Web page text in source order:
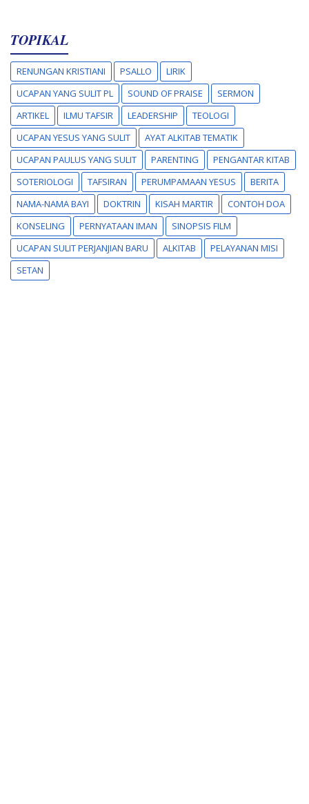
TOPIKAL
RENUNGAN KRISTIANI PSALLO
LIRIK
UCAPAN YANG SULIT PL
SOUND OF PRAISE
SERMON
ARTIKEL
ILMU TAFSIR LEADERSHIP
TEOLOGI
UCAPAN YESUS YANG SULIT
AYAT ALKITAB TEMATIK
UCAPAN PAULUS YANG SULIT
PARENTING
PENGANTAR KITAB
SOTERIOLOGI
TAFSIRAN PERUMPAMAAN YESUS
BERITA
NAMA-NAMA BAYI
DOKTRIN KISAH MARTIR
CONTOH DOA
KONSELING
PERNYATAAN IMAN
SINOPSIS FILM
UCAPAN SULIT PERJANJIAN BARU
ALKITAB
PELAYANAN MISI
SETAN